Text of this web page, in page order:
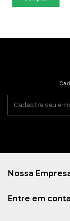
Nossa
Entre em